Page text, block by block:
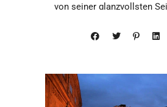
von seiner glanzvollsten